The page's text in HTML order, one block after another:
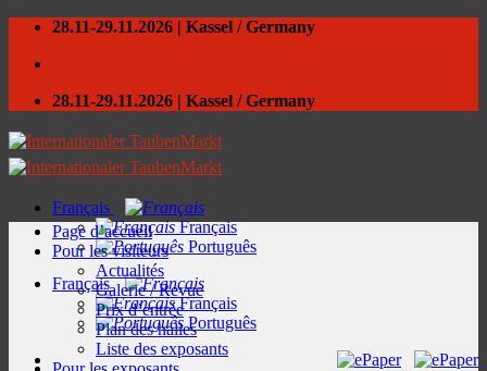
Skip
content
28.11-29.11.2026 | Kassel / Germany
28.11-29.11.2026 | Kassel / Germany
Français
Français
Português
Français
Français
Português
Page d’accueil
Pour les visiteurs
Actualités
Galerie / Revue
Prix d’entrée
Plan des halles
Liste des exposants